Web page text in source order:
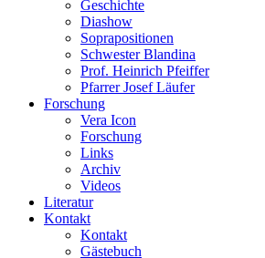
Geschichte
Diashow
Soprapositionen
Schwester Blandina
Prof. Heinrich Pfeiffer
Pfarrer Josef Läufer
Forschung
Vera Icon
Forschung
Links
Archiv
Videos
Literatur
Kontakt
Kontakt
Gästebuch